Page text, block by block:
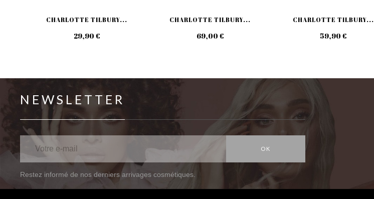
CHARLOTTE TILBURY...
29,90 €
CHARLOTTE TILBURY...
69,00 €
CHARLOTTE TILBURY...
59,90 €
NEWSLETTER
OK
Restez informé de nos derniers arrivages cosmétiques.